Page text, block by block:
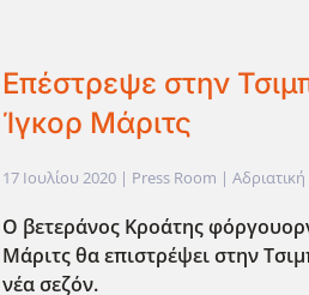
Επέστρεψε στην
Ίγκορ Μάριτς
17 Ιουλίου 2020 | Press Room |Αδριατική
Ο βετεράνος Κροάτης
Μάριτς θα επιστρέψει στην
νέα σεζόν.